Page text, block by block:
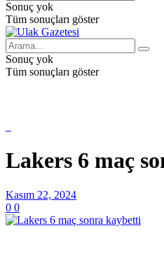
Sonuç yok
Tüm sonuçları göster
Sonuç yok
Tüm sonuçları göster
Lakers 6 maç
Kasım 22, 2024
0 0